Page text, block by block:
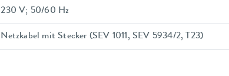
230 V; 50/60 Hz
Netzkabel mit Stecker (SEV 1011, SEV 5934/2, T23)